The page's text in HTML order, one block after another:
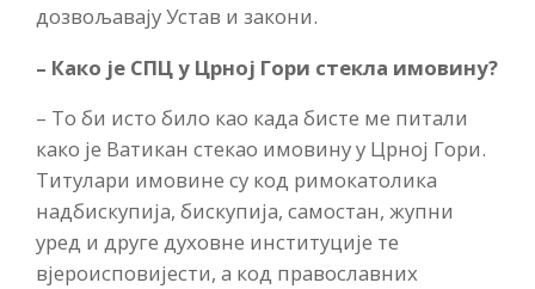
дозвољавају Устав и закони.
– Како је СПЦ у Црној Гори стекла имовину?
– То би исто било као када бисте ме питали
како је Ватикан стекао имовину у Црној Гори.
Титулари имовине су код римокатолика
надбискупија, бискупија, самостан, жупни
уред и друге духовне институције те
вјероисповијести, а код православних